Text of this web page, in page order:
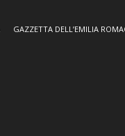
GAZZETTA DELL’EMILIA